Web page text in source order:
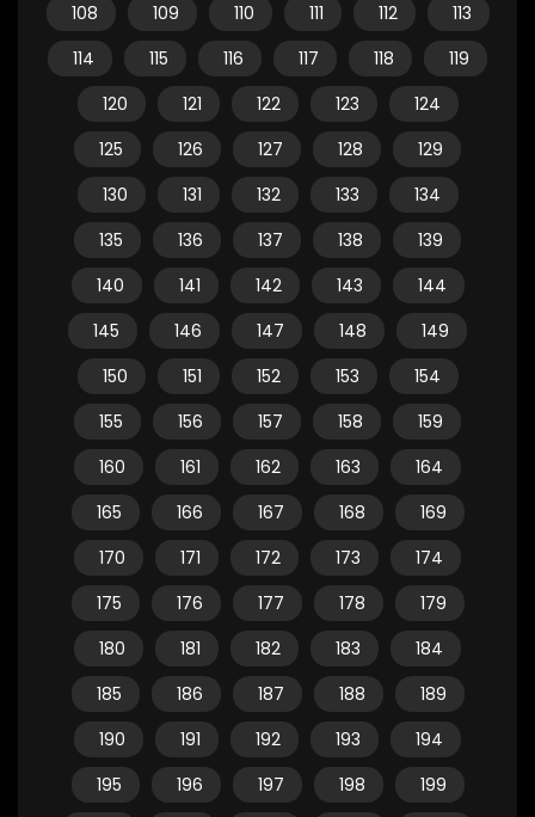
108
109 110 111 112
113
114
115 116 117 118
119
120
121 122 123
124
125
126 127 128
129
130
131 132 133
134
135
136 137 138
139
140
141 142 143
144
145
146 147 148
149
150
151 152 153
154
155
156 157 158
159
160
161 162 163
164
165
166 167 168
169
170
171 172 173
174
175
176 177 178
179
180
181 182 183
184
185
186 187 188
189
190
191 192 193
194
195
196 197 198
199